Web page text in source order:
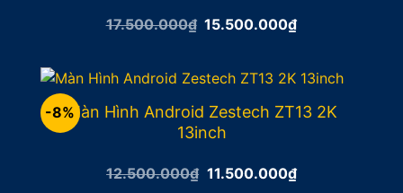
17.500.000₫ Giá
15.500.000₫Giá
15.500.000₫.
-8%Màn Hình Android Zestech ZT13 2K
13inch
12.500.000₫ Giá
11.500.000₫Giá
hiện